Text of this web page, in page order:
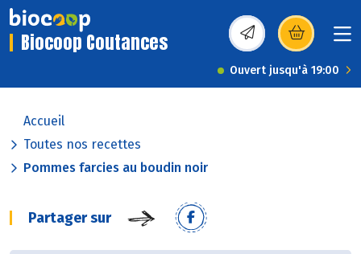
Biocoop Coutances (s’ouvre dans une
Ouvert jusqu'à 19:00
Accueil
Toutes nos recettes
Pommes farcies au boudin noir
Partager sur